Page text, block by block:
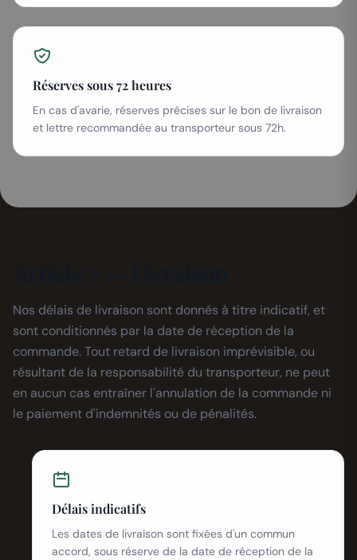
Réserves sous 72 heures
En cas d'avarie, réserves précises sur le bon de livraison
et lettre recommandée au transporteur sous 72h.
Nos délais de livraison sont donnés à titre indicatif, et
sont conditionnés par la date de réception de la
commande. Tout retard de livraison imprévisible, ou
résultant de la responsabilité du transporteur, ne peut
en aucun cas entraîner l'annulation de la commande ni
le paiement d'indemnités ou de pénalités.
Délais indicatifs
Les dates de livraison sont fixées d'un commun
accord, sous réserve de la date de réception de la